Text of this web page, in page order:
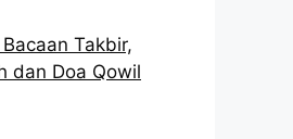
Takbir,
dan Doa Qowil